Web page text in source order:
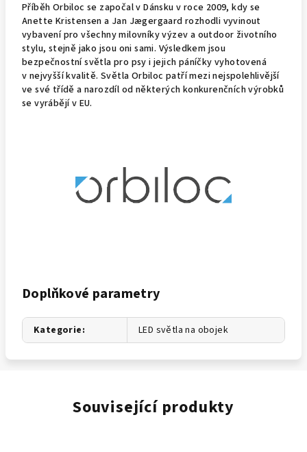
Příběh Orbiloc se započal v Dánsku v roce 2009, kdy se
Anette Kristensen a Jan Jægergaard rozhodli vyvinout
vybavení pro všechny milovníky výzev a outdoor životního
stylu, stejně jako jsou oni sami. Výsledkem jsou
bezpečnostní světla pro psy i jejich páníčky vyhotovená
v nejvyšší kvalitě. Světla Orbiloc patří mezi nejspolehlivější
ve své třídě a narozdíl od některých konkurenčních výrobků
se vyrábějí v EU.
Doplňkové parametry
Kategorie: LED světla na obojek
Související produkty